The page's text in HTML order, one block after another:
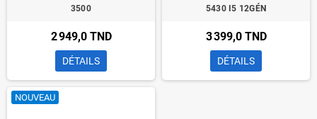
3500
2 949,0 TND
DÉTAILS
5430 I5 12GÉN
3 399,0 TND
DÉTAILS
NOUVEAU